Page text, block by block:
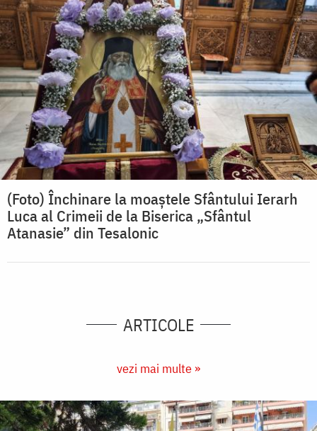
(Foto) Închinare la moaștele Sfântului Ierarh
Luca al Crimeii de la Biserica „Sfântul
Atanasie” din Tesalonic
ARTICOLE
vezi mai multe »